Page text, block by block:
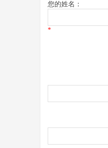
您的姓名：
*